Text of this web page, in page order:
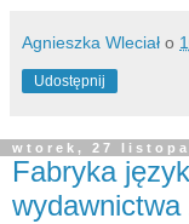
Agnieszka Wleciał o
Udostępnij
wtorek, 27
Fabryka